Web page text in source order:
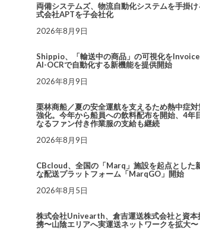
両備システムズ、物流自動化システムを手掛け
式会社APTを子会社化
2026年8月9日
Shippio、「輸送中の商品」の可視化を
AI-OCRで自動化する新機能を提供開始
2026年8月9日
栗林商船／夏の安全運航を支えるため熱中症対
強化。今年から船員への飲料配布を開始、4年
なるファン付き作業服の支給も継続
2026年8月9日
CBcloud、全国の「Marq」施設を起点とした
な配送プラットフォーム「MarqGO」開始
2026年8月5日
株式会社Univearth、倉吉運送株式会社と資本
携〜山陰エリアへ実運送ネットワークを拡大〜